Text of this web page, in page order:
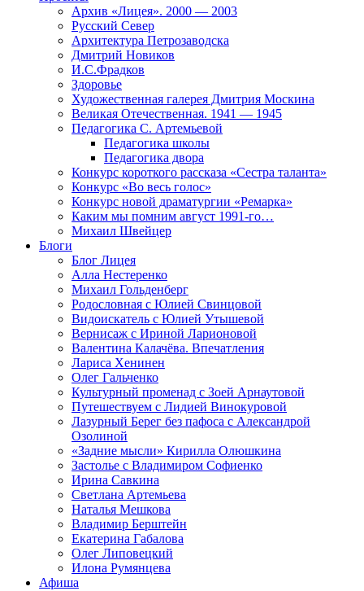
Архив «Лицея». 2000 — 2003
Русский Север
Архитектура Петрозаводска
Дмитрий Новиков
И.С.Фрадков
Здоровье
Художественная галерея Дмитрия Москина
Великая Отечественная. 1941 — 1945
Педагогика С. Артемьевой
Педагогика школы
Педагогика двора
Конкурс короткого рассказа «Сестра таланта»
Конкурс «Во весь голос»
Конкурс новой драматургии «Ремарка»
Каким мы помним август 1991-го…
Михаил Швейцер
Блоги
Блог Лицея
Алла Нестеренко
Михаил Гольденберг
Родословная с Юлией Свинцовой
Видоискатель с Юлией Утышевой
Вернисаж с Ириной Ларионовой
Валентина Калачёва. Впечатления
Лариса Хенинен
Олег Гальченко
Культурный променад с Зоей Арнаутовой
Путешествуем с Лидией Винокуровой
Лазурный Берег без пафоса с Александрой
Озолиной
«Задние мысли» Кирилла Олюшкина
Застолье с Владимиром Софиенко
Ирина Савкина
Светлана Артемьева
Наталья Мешкова
Владимир Берштейн
Екатерина Габалова
Олег Липовецкий
Илона Румянцева
Афиша